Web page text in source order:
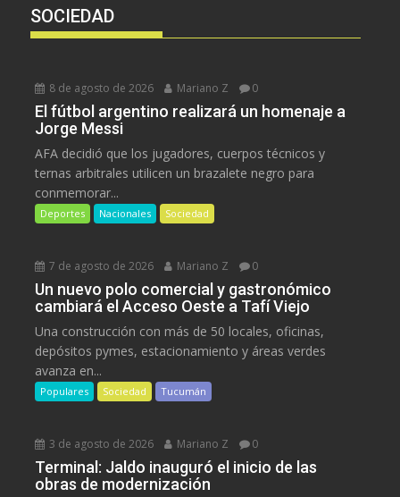
SOCIEDAD
8 de agosto de 2026 Mariano Z 0
El fútbol argentino realizará un homenaje a
Jorge Messi
AFA decidió que los jugadores, cuerpos técnicos y
ternas arbitrales utilicen un brazalete negro para
conmemorar...
Deportes Nacionales Sociedad
7 de agosto de 2026 Mariano Z 0
Un nuevo polo comercial y gastronómico
cambiará el Acceso Oeste a Tafí Viejo
Una construcción con más de 50 locales, oficinas,
depósitos pymes, estacionamiento y áreas verdes
avanza en...
Populares Sociedad Tucumán
3 de agosto de 2026 Mariano Z 0
Terminal: Jaldo inauguró el inicio de las
obras de modernización